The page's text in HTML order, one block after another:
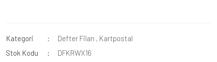
Kategori Defter Filan , Kartpostal
Stok Kodu
DFKRWX16